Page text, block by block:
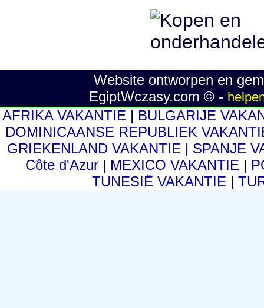
Website ontworpen en
EgiptWczasy.com © -
AFRIKA VAKANTIE | BULGARIJE
DOMINICAANSE REPUBLIEK
GRIEKENLAND VAKANTIE | SPANJE
Côte d'Azur | MEXICO VAKANTIE |
TUNESIË VAKANTIE |